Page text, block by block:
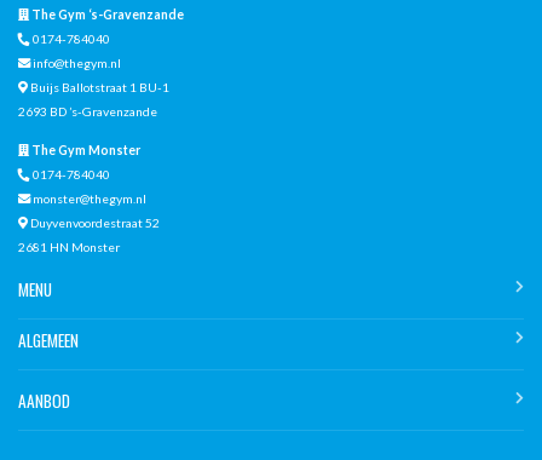
The Gym ‘s-Gravenzande
0174-784040
info@thegym.nl
Buijs Ballotstraat 1 BU-1
2693 BD ’s-Gravenzande
The Gym Monster
0174-784040
monster@thegym.nl
Duyvenvoordestraat 52
2681 HN Monster
MENU
ALGEMEEN
AANBOD